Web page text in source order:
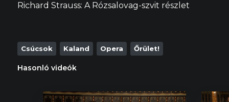
Richard Strauss: A Rózsalovag-szvit részlet
Csúcsok Kaland Opera Őrület!
Hasonló videók